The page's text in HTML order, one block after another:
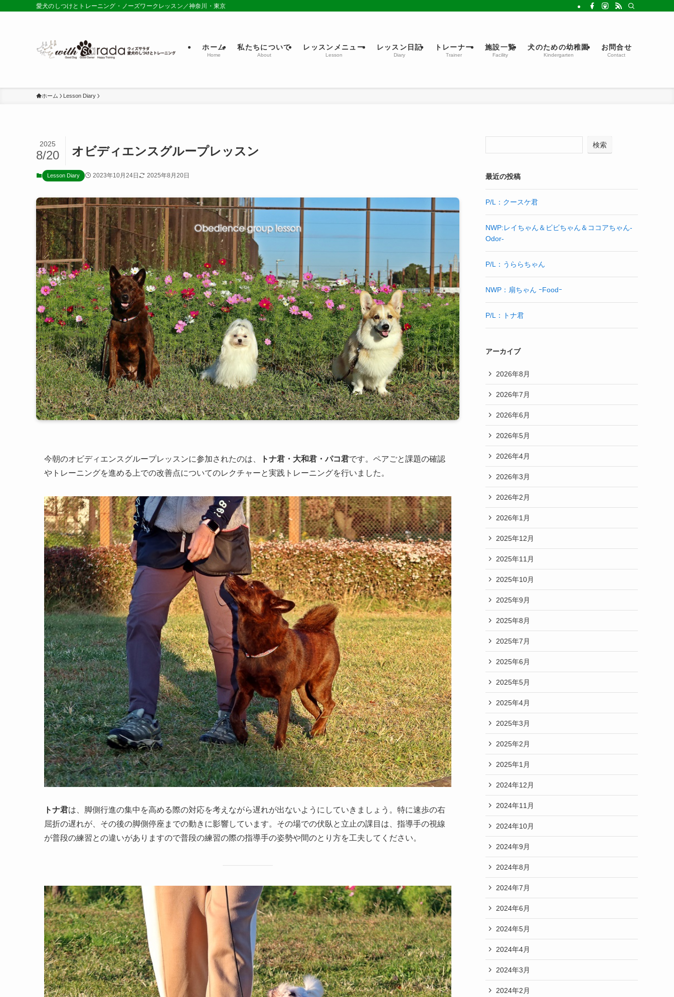
愛犬のしつけとトレーニング・ノーズワークレッスン／神奈川・東京
ホーム
Home
私たちについて
About
レッスンメニュー
Lesson
レッスン日記
Diary
トレーナー
Trainer
施設一覧
Facility
犬のための幼稚園
Kindergarten
お問合せ
Contact
ホーム Lesson Diary
オビディエンスグループレッスン
2025
8/20
Lesson Diary 2023年10月24日 2025年8月20日
今朝のオビディエンスグループレッスンに参加されたのは、 トナ君・大和君・パコ君です。ペアごと課題の確認
やトレーニングを進める上での改善点についてのレクチャーと実践トレーニングを行いました。
トナ君は、脚側行進の集中を高める際の対応を考えながら遅れが出ないようにしていきましょう。特に速歩の右
屈折の遅れが、その後の脚側停座までの動きに影響しています。その場での伏臥と立止の課目は、指導手の視線
が普段の練習との違いがありますので普段の練習の際の指導手の姿勢や間のとり方を工夫してください。
検索
最近の投稿
P/L：クースケ君
NWP:レイちゃん＆ビビちゃん＆ココアちゃん-
Odor-
P/L：うららちゃん
NWP：扇ちゃん ｰFoodｰ
P/L：トナ君
アーカイブ
2026年8月
2026年7月
2026年6月
2026年5月
2026年4月
2026年3月
2026年2月
2026年1月
2025年12月
2025年11月
2025年10月
2025年9月
2025年8月
2025年7月
2025年6月
2025年5月
2025年4月
2025年3月
2025年2月
2025年1月
2024年12月
2024年11月
2024年10月
2024年9月
2024年8月
2024年7月
2024年6月
2024年5月
2024年4月
2024年3月
2024年2月